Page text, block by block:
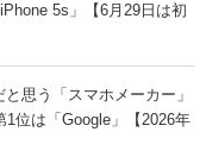
5s」【6月29日は初
思う「スマホメーカー」
位は「Google」【2026年